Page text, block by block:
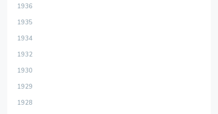
1936
1935
1934
1932
1930
1929
1928